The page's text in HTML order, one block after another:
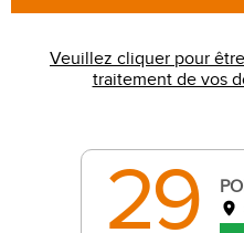
Veuillez cliquer pour
29